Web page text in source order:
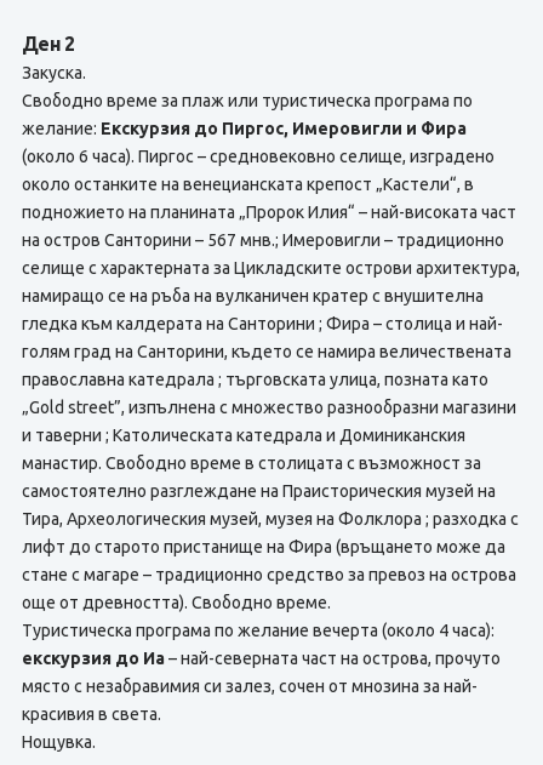
Ден 2
Закуска.
Свободно време за плаж или туристическа програма по
желание: Екскурзия до Пиргос, Имеровигли и Фира
(около 6 часа). Пиргос – средновековно селище, изградено
около останките на венецианската крепост „Кастели“, в
подножието на планината „Пророк Илия“ – най-високата част
на остров Санторини – 567 мнв.; Имеровигли – традиционно
селище с характерната за Цикладските острови архитектура,
намиращо се на ръба на вулканичен кратер с внушителна
гледка към калдерата на Санторини ; Фира – столица и най-
голям град на Санторини, където се намира величественaта
православна катедрала ; търговската улица, позната като
„Gold street”, изпълнена с множество разнообразни магазини
и таверни ; Католическата катедрала и Доминиканския
манастир. Свободно време в столицата с възможност за
самостоятелно разглеждане на Праисторическия музей на
Тира, Археологическия музей, музея на Фолклора ; разходка с
лифт до старото пристанище на Фира (връщането може да
стане с магаре – традиционно средство за превоз на острова
още от древността). Свободно време.
Туристическа програма по желание вечерта (около 4 часа):
екскурзия до Иа– най-северната част на острова, прочуто
място с незабравимия си залез, сочен от мнозина за най-
красивия в света.
Нощувка.